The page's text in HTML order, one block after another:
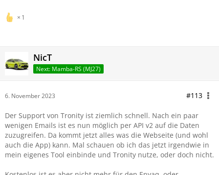
1
NicT
Next: Mamba-RS (MJ27)
6. November 2023 #113
Der Support von Tronity ist ziemlich schnell. Nach ein paar
wenigen Emails ist es nun möglich per API v2 auf die Daten
zuzugreifen. Da kommt jetzt alles was die Webseite (und wohl
auch die App) kann. Mal schauen ob ich das jetzt irgendwie in
mein eigenes Tool einbinde und Tronity nutze, oder doch nicht.